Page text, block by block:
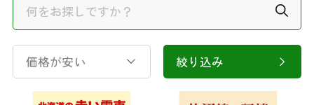
価格が安い 絞り込み